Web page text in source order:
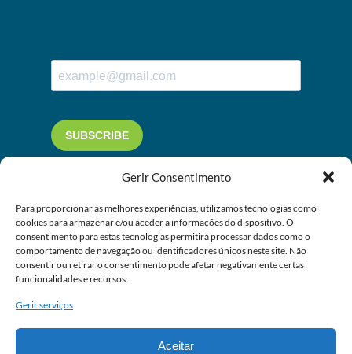
Gerir Consentimento
Para proporcionar as melhores experiências, utilizamos tecnologias como
cookies para armazenar e/ou aceder a informações do dispositivo. O
consentimento para estas tecnologias permitirá processar dados como o
comportamento de navegação ou identificadores únicos neste site. Não
consentir ou retirar o consentimento pode afetar negativamente certas
funcionalidades e recursos.
Gerir serviços
Aceitar